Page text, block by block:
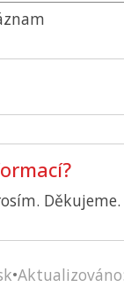
Děkujeme.
•